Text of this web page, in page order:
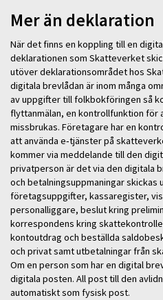
Mer än deklaration
När det finns en koppling till en
deklarationen som Skatteverket
utöver deklarationsområdet hos
digitala brevlådan är inom många
av uppgifter till folkbokföringen så
flyttanmälan, en kontrollfunktion
missbrukas. Företagare har en
att använda e‑tjänster på
kommer via meddelande till den
privatperson är det via den digitala
och betalningsuppmaningar skickas
företagsuppgifter, kassaregister,
personalliggare, beslut kring
korrespondens kring
kontoutdrag och beställda
och privat samt utbetalningar från
Om en person som har en digital
digitala posten. All post till den
automatiskt som fysisk post.